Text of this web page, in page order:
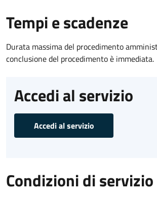
Tempi e scadenze
Durata massima del procedimento
conclusione del procedimento è immediata.
Accedi al servizio
Accedi al servizio
Condizioni di servizio